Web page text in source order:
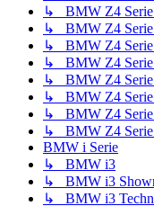
↳ BMW Z4 Serie
↳ BMW Z4 Serie
↳ BMW Z4 Serie
↳ BMW Z4 Serie
↳ BMW Z4 Serie
↳ BMW Z4 Serie
↳ BMW Z4 Serie
↳ BMW Z4 Serie
BMW i Serie
↳ BMW i3
↳ BMW i3
↳ BMW i3